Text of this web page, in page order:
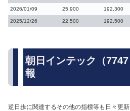
2026/01/09 25,900 192,300
2025/12/26 22,500 192,500
朝日インテック（
報
逆日歩に関連するその他の指標等も日々更新